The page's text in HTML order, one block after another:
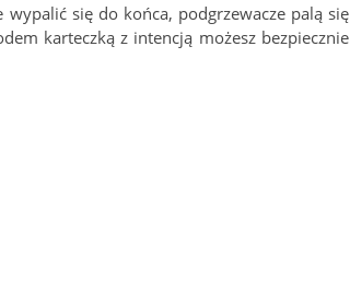
się do końca, podgrzewacze palą się
karteczką z intencją możesz bezpiecznie